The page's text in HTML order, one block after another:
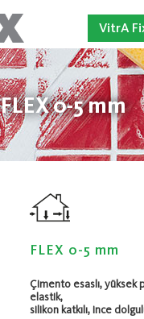
VitrA
FLEX 0-5 mm
FLEX 0-5 mm
Çimento esaslı, yüksek
elastik,
silikon katkılı, ince